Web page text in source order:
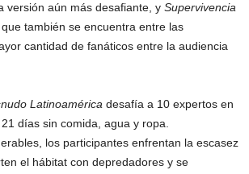
versión aún más desafiante, y Supervivencia
, que también se encuentra entre las
cantidad de fanáticos entre la audiencia
Latinoamérica desafía a 10 expertos en
días sin comida, agua y ropa.
los participantes enfrentan la escasez
el hábitat con depredadores y se